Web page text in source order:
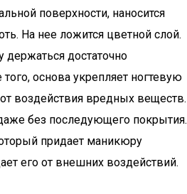
поверхности, наносится
На нее ложится цветной слой.
достаточно
основа укрепляет ногтевую
воздействия вредных веществ.
без последующего покрытия.
придает маникюру
его от внешних воздействий.